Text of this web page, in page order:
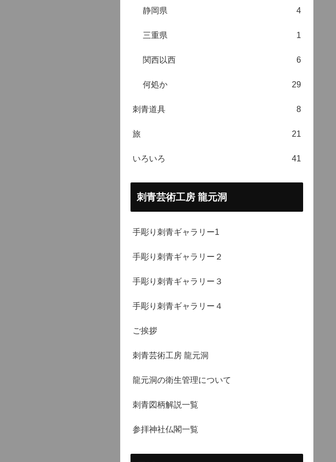
静岡県 4
三重県 1
関西以西 6
何処か 29
刺青道具 8
旅 21
いろいろ 41
刺青芸術工房 龍元洞
手彫り刺青ギャラリー1
手彫り刺青ギャラリー２
手彫り刺青ギャラリー３
手彫り刺青ギャラリー４
ご挨拶
刺青芸術工房 龍元洞
龍元洞の衛生管理について
刺青図柄解説一覧
参拝神社仏閣一覧